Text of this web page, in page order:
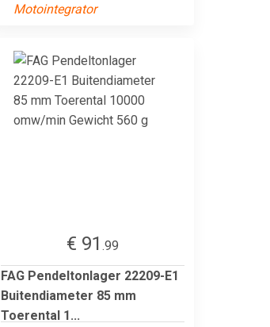
Motointegrator
€ 91 .99
FAG Pendeltonlager 22209-E1
Buitendiameter 85 mm
Toerental 1...